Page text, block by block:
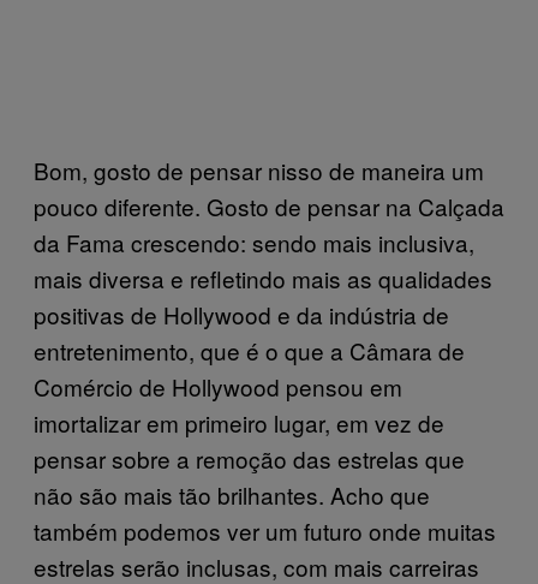
Bom, gosto de pensar nisso de maneira um
pouco diferente. Gosto de pensar na Calçada
da Fama crescendo: sendo mais inclusiva,
mais diversa e refletindo mais as qualidades
positivas de Hollywood e da indústria de
entretenimento, que é o que a Câmara de
Comércio de Hollywood pensou em
imortalizar em primeiro lugar, em vez de
pensar sobre a remoção das estrelas que
não são mais tão brilhantes. Acho que
também podemos ver um futuro onde muitas
estrelas serão inclusas, com mais carreiras